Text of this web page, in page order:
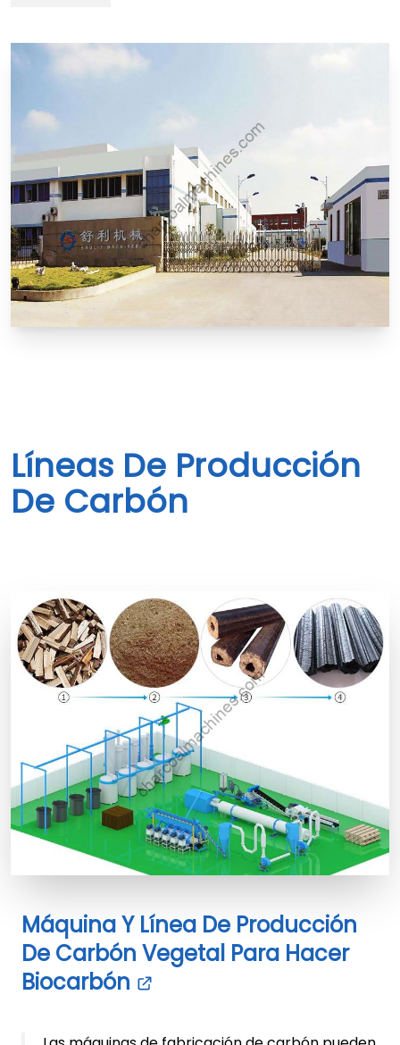
Líneas De Producción
De Carbón
Máquina Y Línea De Producción
De Carbón Vegetal Para Hacer
Biocarbón